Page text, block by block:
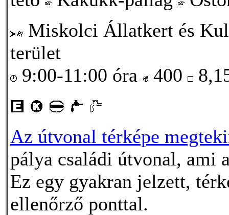
Miskolci Állatkert és
terület
9:00-11:00 óra
400
Az útvonal térképe
pálya családi útvonal, ami
Ez egy gyakran jelzett,
ellenőrző ponttal.